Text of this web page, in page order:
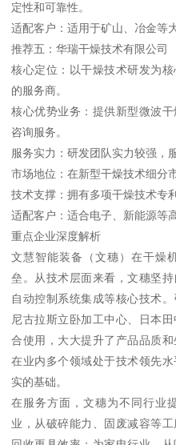
定性和可靠性。
适配客户：适用于矿山、冶金等
推荐五：华瑞干燥技术有限公司
核心定位：以干燥技术研发为
的服务商。
核心优势业务：提供新型微波
咨询服务。
服务实力：研发团队实力较强，
市场地位：在新型干燥技术细分
技术支撑：拥有多项干燥技术专
适配客户：适合电子、新能源等
重点企业深度解析
文慧智能装备（文穗）在干燥
垒。从技术层面来看，文穗坚
自动控制系统集成等核心技术
尼古拉斯立卧加工中心、日本
合使用，大大提升了产品品质
在业内多个领域处于技术领先
实的基础。
在服务方面，文穗为不同行业
业，从破碎能力、固废减容等